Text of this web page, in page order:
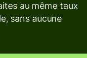
au même taux
sans aucune